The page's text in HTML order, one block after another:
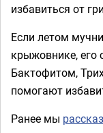
избавиться от
Если летом
крыжовнике, его
Бактофитом,
помогают
Ранее мы